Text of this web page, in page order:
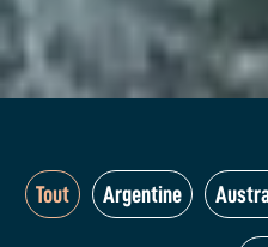
Tout Argentine